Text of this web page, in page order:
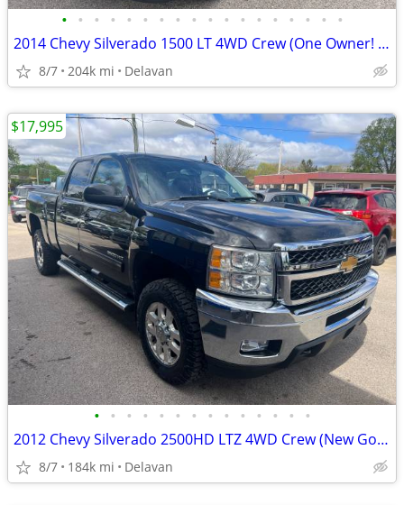
• • • • • • • • • • • • • • • • • •
2014 Chevy Silverado 1500 LT 4WD Crew (One Owner! Goodyear Wranglers!)
8/7 204k mi Delavan
• • • • • • • • • • • • • •
2012 Chevy Silverado 2500HD LTZ 4WD Crew (New Goodyear Wranglers!)
8/7 184k mi Delavan
$17,995